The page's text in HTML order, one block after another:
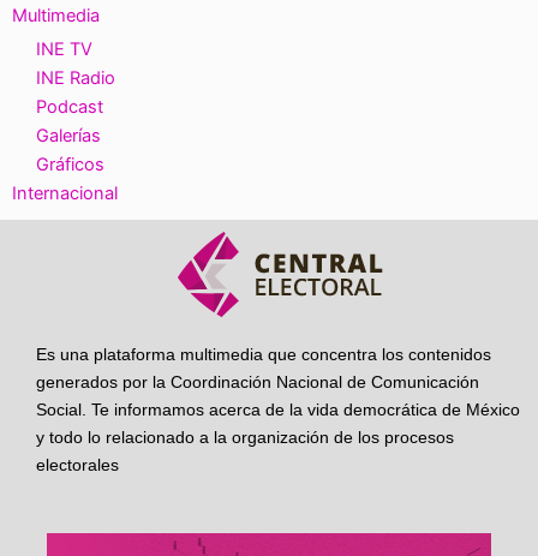
Multimedia
INE TV
INE Radio
Podcast
Galerías
Gráficos
Internacional
Es una plataforma multimedia que concentra los contenidos
generados por la Coordinación Nacional de Comunicación
Social. Te informamos acerca de la vida democrática de México
y todo lo relacionado a la organización de los procesos
electorales